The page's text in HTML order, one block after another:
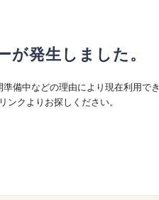
発生しました。
備中などの理由により現在利用でき
ンクよりお探しください。